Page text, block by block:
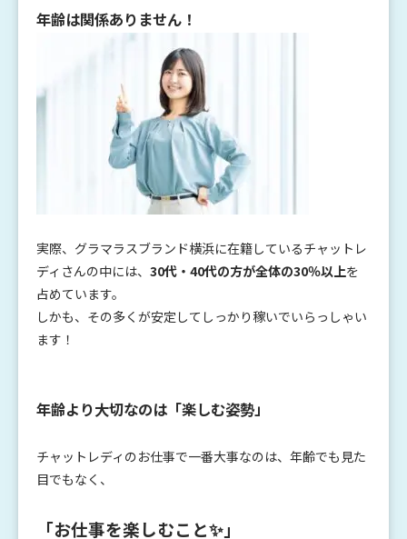
年齢は関係ありません！
実際、グラマラスブランド横浜に在籍しているチャットレ
ディさんの中には、 30代・40代の方が全体の30％以上を
占めています。
しかも、その多くが安定してしっかり稼いでいらっしゃい
ます！
年齢より大切なのは「楽しむ姿勢」
チャットレディのお仕事で一番大事なのは、年齢でも見た
目でもなく、
「お仕事を楽しむこと✨」